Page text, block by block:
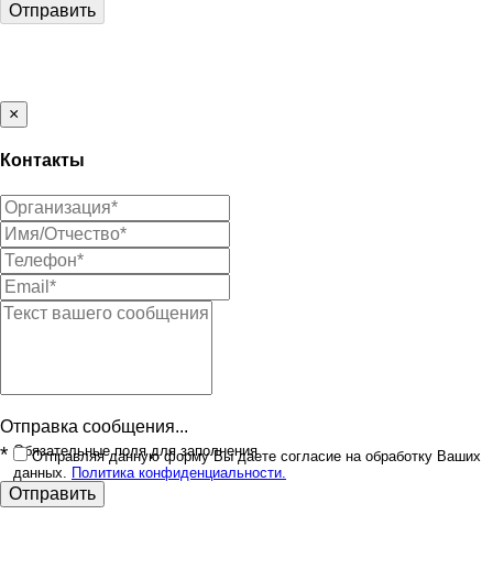
Отправить
×
Контакты
Отправка сообщения...
* Обязательные поля для заполнения
Отправляя данную форму Вы даете согласие на обработку Ваших
данных. Политика конфиденциальности.
Отправить